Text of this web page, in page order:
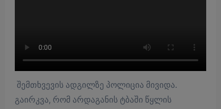
შემთხვევის ადგილზე პოლიცია მივიდა.
გაირკვა, რომ არდაგანის ტბაში წყლის